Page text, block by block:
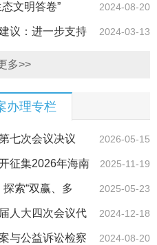
2024-08-20
文明答卷”
2024-03-13
议：进一步支持
多>>
办理专栏
2026-05-15
七次会议决议
2025-11-19
征集2026年海南
2025-05-23
索“双赢、多
2024-12-18
人大四次会议代
民生实事项目实施情况2024-08-20
与公益诉讼检察